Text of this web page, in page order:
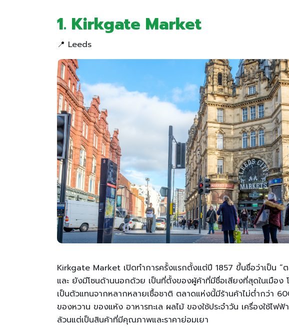
1. Kirkgate Market
📍 Leeds
Kirkgate Market เปิดทำการครั้งแรกตั้งแต่ปี 1857 ขึ้นชื่อว่าเป็น “
และ ยังมีโซนด้านนอกด้วย เป็นที่ตั้งของผู้ค้าที่มีชื่อเสียงที่สุดในเมือ
เป็นตัวแทนจากหลากหลายเชื้อชาติ ตลาดแห่งนี้มีร้านค้าไม่ต่ำกว่า
ของหวาน ของแห้ง อาหารทะเล ผลไม้ ของใช้ประจำวัน เครื่องใช้ไฟ
ล้วนแต่เป็นสินค้าที่มีคุณภาพและราคาย่อมเยา